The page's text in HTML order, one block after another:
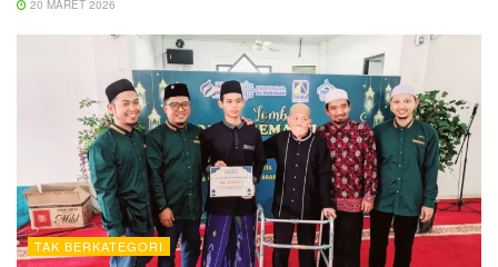
20 MARET 2026
TAK BERKATEGORI